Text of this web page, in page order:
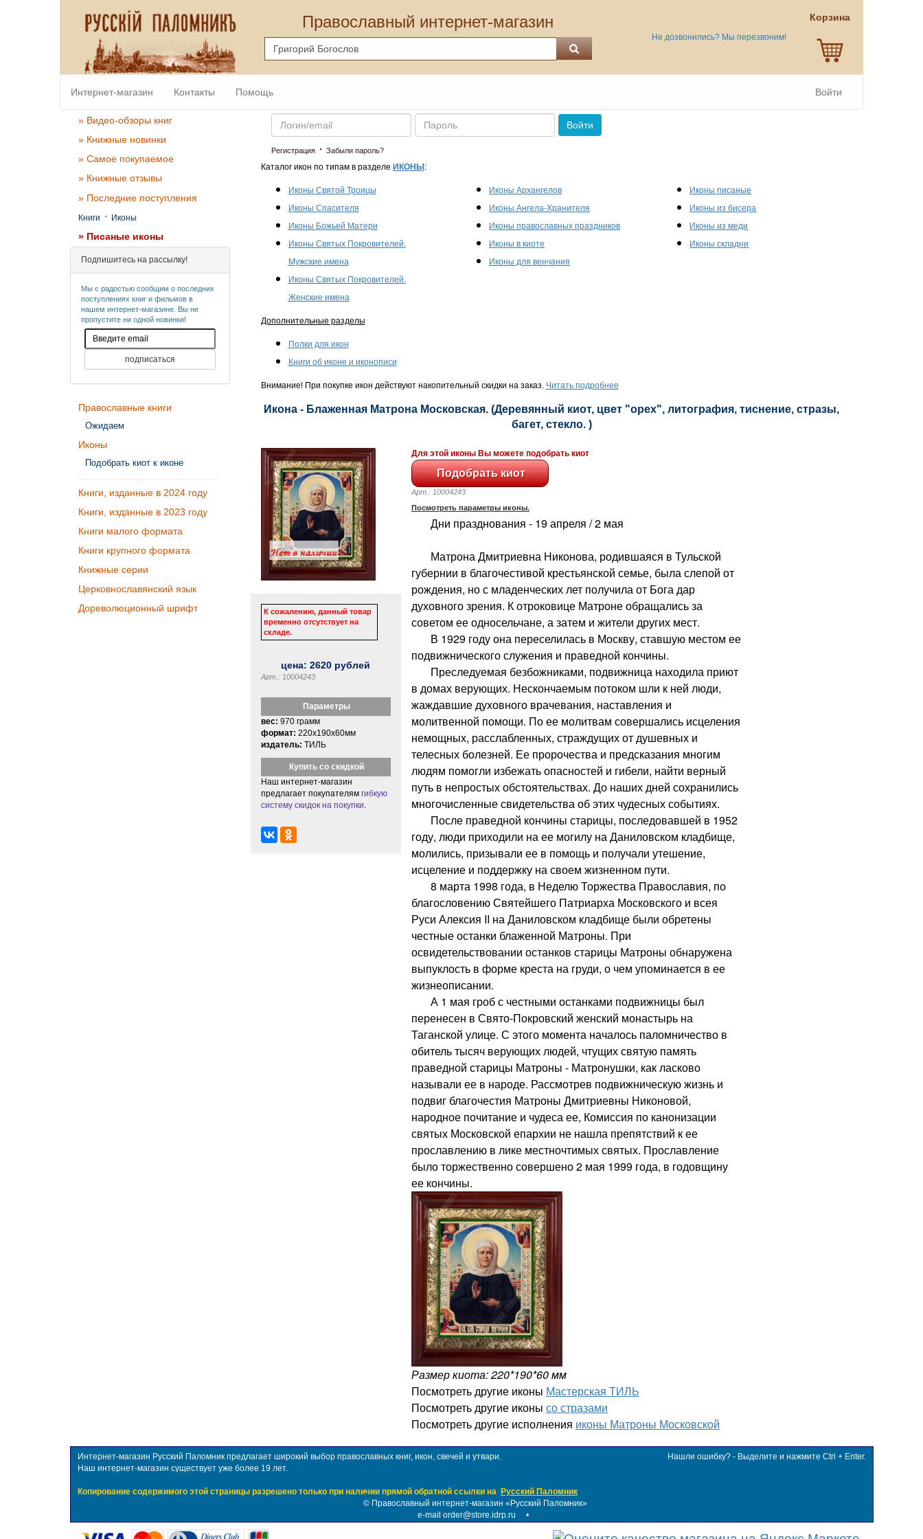
Православный интернет-магазин
Не дозвонились? Мы перезвоним!
Корзина
Интернет-магазин Контакты Помощь Войти
» Видео-обзоры книг
» Книжные новинки
» Самое покупаемое
» Книжные отзывы
» Последние поступления
Книги · Иконы
» Писаные иконы
Подпишитесь на рассылку!
Мы с радостью сообщим о последних
поступлениях книг и фильмов в
нашем интернет-магазине. Вы не
пропустите ни одной новинки!
Православные книги
Ожидаем
Иконы
Подобрать киот к иконе
Книги, изданные в 2024 году
Книги, изданные в 2023 году
Книги малого формата
Книги крупного формата
Книжные серии
Церковнославянский язык
Дореволюционный шрифт
Email Пароль
Войти
Регистрация· Забыли пароль?
Каталог икон по типам в разделе ИКОНЫ :
Иконы Святой Троицы
Иконы Спасителя
Иконы Божьей Матери
Иконы Святых Покровителей.
Мужские имена
Иконы Святых Покровителей.
Женские имена
Иконы Архангелов
Иконы Ангела-Хранителя
Иконы православных праздников
Иконы в киоте
Иконы для венчания
Иконы писаные
Иконы из бисера
Иконы из меди
Иконы складни
Дополнительные разделы
Полки для икон
Книги об иконе и иконописи
Внимание! При покупке икон действуют накопительный скидки на заказ. Читать подробнее
Икона - Блаженная Матрона Московская. (Деревянный киот, цвет "орех", литография, тиснение, стразы,
багет, стекло. )
К сожалению, данный товар
временно отсутствует на
складе.
цена:2620 рублей
Арт.: 10004243
Параметры
вес: 970 грамм
формат: 220x190x60мм
издатель: ТИЛЬ
Купить со скидкой
Наш интернет-магазин
предлагает покупателям гибкую
систему скидок на покупки
Для этой иконы Вы можете подобрать киот
Арт.: 10004243
Посмотреть параметры иконы.
Дни празднования - 19 апреля / 2 мая
Матрона Дмитриевна Никонова, родившаяся в Тульской
губернии в благочестивой крестьянской семье, была слепой от
рождения, но с младенческих лет получила от Бога дар
духовного зрения. К отроковице Матроне обращались за
советом ее односельчане, а затем и жители других мест.
В 1929 году она переселилась в Москву, ставшую местом ее
подвижнического служения и праведной кончины.
Преследуемая безбожниками, подвижница находила приют
в домах верующих. Нескончаемым потоком шли к ней люди,
жаждавшие духовного врачевания, наставления и
молитвенной помощи. По ее молитвам совершались исцеления
немощных, расслабленных, страждущих от душевных и
телесных болезней. Ее пророчества и предсказания многим
людям помогли избежать опасностей и гибели, найти верный
путь в непростых обстоятельствах. До наших дней сохранились
многочисленные свидетельства об этих чудесных событиях.
После праведной кончины старицы, последовавшей в 1952
году, люди приходили на ее могилу на Даниловском кладбище,
молились, призывали ее в помощь и получали утешение,
исцеление и поддержку на своем жизненном пути.
8 марта 1998 года, в Неделю Торжества Православия, по
благословению Святейшего Патриарха Московского и всея
Руси Алексия II на Даниловском кладбище были обретены
честные останки блаженной Матроны. При
освидетельствовании останков старицы Матроны обнаружена
выпуклость в форме креста на груди, о чем упоминается в ее
жизнеописании.
А 1 мая гроб с честными останками подвижницы был
перенесен в Свято-Покровский женский монастырь на
Таганской улице. С этого момента началось паломничество в
обитель тысяч верующих людей, чтущих святую память
праведной старицы Матроны - Матронушки, как ласково
называли ее в народе. Рассмотрев подвижническую жизнь и
подвиг благочестия Матроны Дмитриевны Никоновой,
народное почитание и чудеса ее, Комиссия по канонизации
святых Московской епархии не нашла препятствий к ее
прославлению в лике местночтимых святых. Прославление
было торжественно совершено 2 мая 1999 года, в годовщину
ее кончины.
Размер киота: 220*190*60 мм
Посмотреть другие иконы Мастерская ТИЛЬ
Посмотреть другие иконы со стразами
Посмотреть другие исполнения иконы Матроны Московской
Интернет-магазин Русский Паломник предлагает широкий выбор православных книг, икон, свечей и утвари.
Наш интернет-магазин существует уже более 19 лет.
Копирование содержимого этой страницы разрешено только при наличии прямой обратной ссылки на Русский Паломник
Нашли ошибку? - Выделите и нажмите Ctrl + Enter.
© Православный интернет-магазин «Русский Паломник»
e-mail order@store.idrp.ru •